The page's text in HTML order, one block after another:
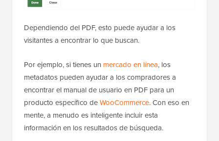
Dependiendo del PDF, esto puede ayudar a los
visitantes a encontrar lo que buscan.
Por ejemplo, si tienes un mercado en línea, los
metadatos pueden ayudar a los compradores a
encontrar el manual de usuario en PDF para un
producto específico deWooCommerce. Con eso en
mente, a menudo es inteligente incluir esta
información en los resultados de búsqueda.